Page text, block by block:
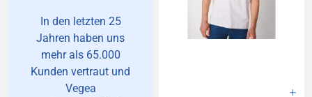
In den letzten 25
Jahren haben uns
mehr als 65.000
Kunden vertraut und
Vegea